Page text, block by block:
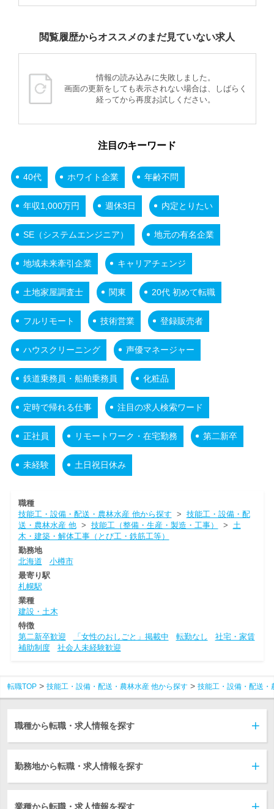
閲覧履歴からオススメのまだ見ていない求人
情報の読み込みに失敗しました。
画面の更新をしても表示されない場合は、しばらく
経ってから再度お試しください。
注目のキーワード
40代 ホワイト企業 年齢不問
年収1,000万円 週休3日 内定とりたい
SE（システムエンジニア） 地元の有名企業
地域未来牽引企業 キャリアチェンジ
土地家屋調査士 関東 20代 初めて転職
フルリモート 技術営業 登録販売者
ハウスクリーニング 声優マネージャー
鉄道乗務員・船舶乗務員 化粧品
定時で帰れる仕事 注目の求人検索ワード
正社員 リモートワーク・在宅勤務 第二新卒
未経験 土日祝日休み
職種
技能工・設備・配送・農林水産 他から探す > 技能工・設備・配
送・農林水産 他> 技能工（整備・生産・製造・工事） > 土
木・建築・解体工事（とび工・鉄筋工等）
勤務地
北海道
小樽市
最寄り駅
札幌駅
業種
建設・土木
特徴
第二新卒歓迎
「女性のおしごと」掲載中 転勤なし
社宅・家賃
補助制度
社会人未経験歓迎
転職TOP 技能工・設備・配送・農林水産 他から探す 技能工・設備・配送・
職種から転職・求人情報を探す
勤務地から転職・求人情報を探す
業種から転職・求人情報を探す